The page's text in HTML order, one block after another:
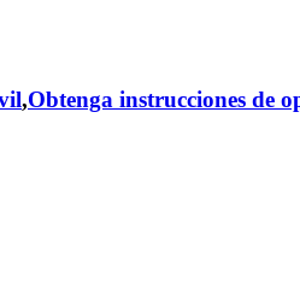
,Obtenga instrucciones de